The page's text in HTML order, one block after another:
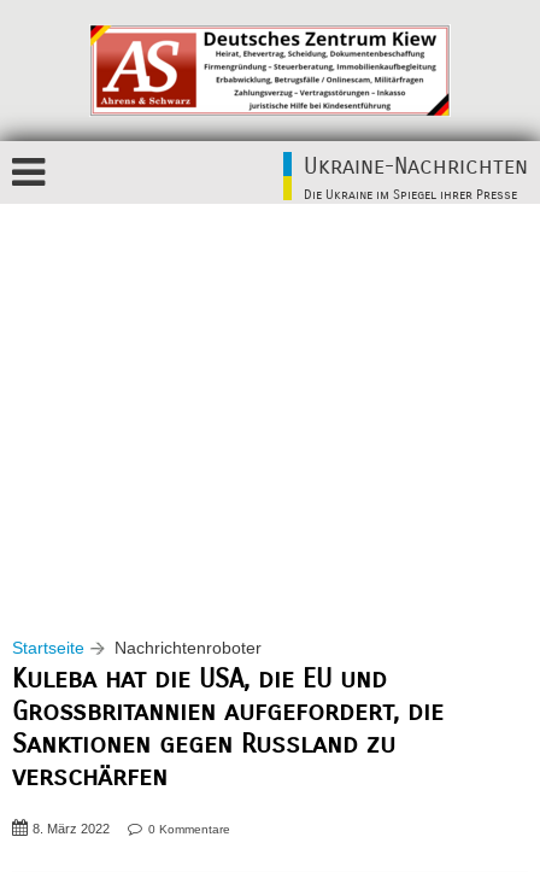
Ukraine-Nachrichten
Die Ukraine im Spiegel ihrer Presse
Startseite Nachrichtenroboter
Kuleba hat die USA, die EU und
Großbritannien aufgefordert, die
Sanktionen gegen Russland zu
verschärfen
8. März 2022 0 Kommentare